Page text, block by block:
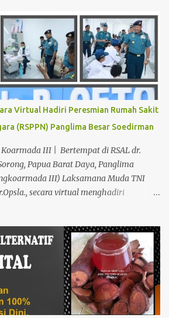
menyebar diseluruh daerah di Indonesia
Warga Membuat Pengobatan
Azis sangat direkomendasikan. ANDA
KEPERKASAAN Paling Ampuh Di
Kami Solusinya Jituh Ampuh , Tepat
Cepat Untuk Menyembuhkan Berbagai
Anda Derita Atau Kurang Percaya Diri.
Nya Sebab Pengobatan TRADISIONAL
Untuk Keharmonisan Rumah Tangga
Khasiatnya, Dan Bertanggung Jawab
H. Abdul Azis Hadir Di Pro...
Virtual Hadiri Peresmian Rumah Sakit
(RSPPN) Panglima Besar Soedirman
Koarmada III | Bertempat di RSAL dr.
Papua Barat Daya, Panglima
III) Laksamana Muda TNI
secara virtual menghadiri
oleh Presiden Republik Indonesia Ir.
didampingi Menteri Pertahanan RI
peresmian tersebut diselenggarakan di
Raya No.178, Bintaro, Kec. Pesanggrahan,
(19/02/24). Presiden Republik
dan mengapresiasi pembangunan